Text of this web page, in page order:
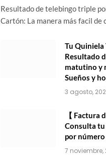
Resultado de telebingo triple
Cartón: La manera más facil
Tu Quiniela
Resultado
matutino y
Sueños y
3 agosto,
【 Factura
Consulta tu
por número
7 noviembre,